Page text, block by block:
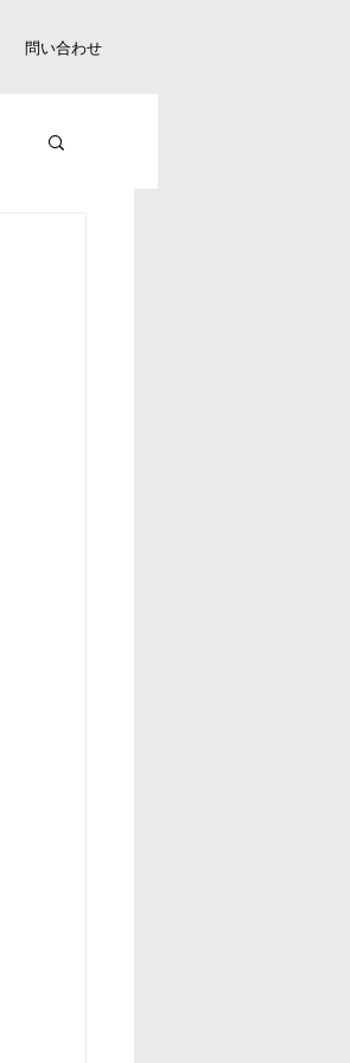
問い合わせ